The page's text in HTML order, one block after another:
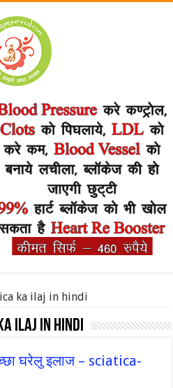
ka ilaj in hindi
ilaj in hindi
घरेलु इलाज – sciatica-